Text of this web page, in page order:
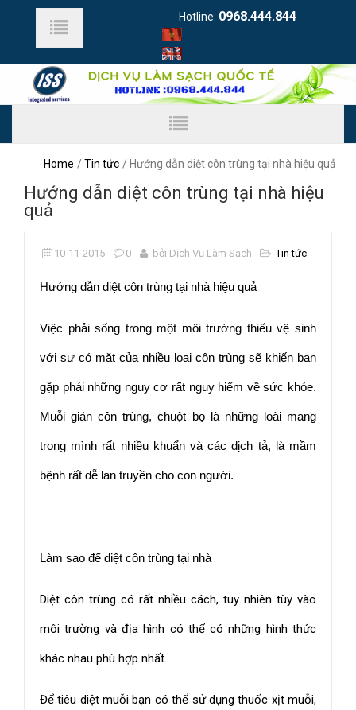
Hotline: 0968.444.844
Home Tin tức Hướng dẫn diệt côn trùng tại nhà hiệu quả
Hướng dẫn diệt côn trùng tại nhà hiệu
quả
10-11-2015 0 bởi Dịch Vụ Làm Sạch Tin tức
Hướng dẫn diệt côn trùng tại nhà hiệu quả
Việc phải sống trong một môi trường thiếu vệ sinh
với sự có mặt của nhiều loại côn trùng sẽ khiến bạn
gặp phải những nguy cơ rất nguy hiểm về sức khỏe.
Muỗi gián côn trùng, chuột bọ là những loài mang
trong mình rất nhiều khuẩn và các dịch tả, là mầm
bệnh rất dễ lan truyền cho con người.
Làm sao để diệt côn trùng tại nhà
Diệt côn trùng có rất nhiều cách, tuy nhiên tùy vào
môi trường và địa hình có thể có những hình thức
khác nhau phù hợp nhất.
Để tiêu diệt muỗi bạn có thể sử dụng thuốc xịt muỗi,